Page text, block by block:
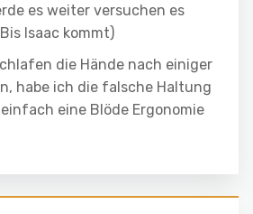
es weiter versuchen es
Isaac kommt)
die Hände nach einiger
habe ich die falsche Haltung
eine Blöde Ergonomie